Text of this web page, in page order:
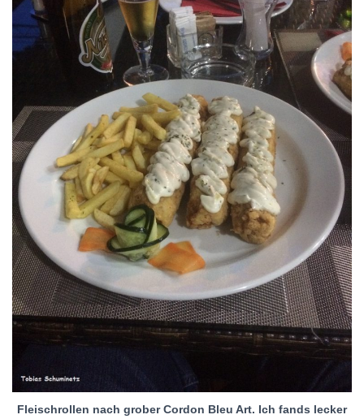
Fleischrollen nach grober Cordon Bleu Art. Ich fands lecker